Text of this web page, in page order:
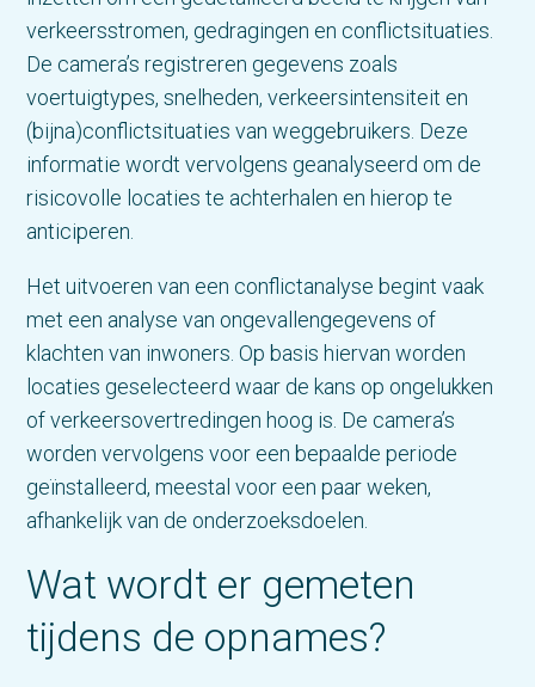
verkeersstromen, gedragingen en conflictsituaties.
De camera’s registreren gegevens zoals
voertuigtypes, snelheden, verkeersintensiteit en
(bijna)conflictsituaties van weggebruikers. Deze
informatie wordt vervolgens geanalyseerd om de
risicovolle locaties te achterhalen en hierop te
anticiperen.
Het uitvoeren van een conflictanalyse begint vaak
met een analyse van ongevallengegevens of
klachten van inwoners. Op basis hiervan worden
locaties geselecteerd waar de kans op ongelukken
of verkeersovertredingen hoog is. De camera’s
worden vervolgens voor een bepaalde periode
geïnstalleerd, meestal voor een paar weken,
afhankelijk van de onderzoeksdoelen.
Wat wordt er gemeten
tijdens de opnames?